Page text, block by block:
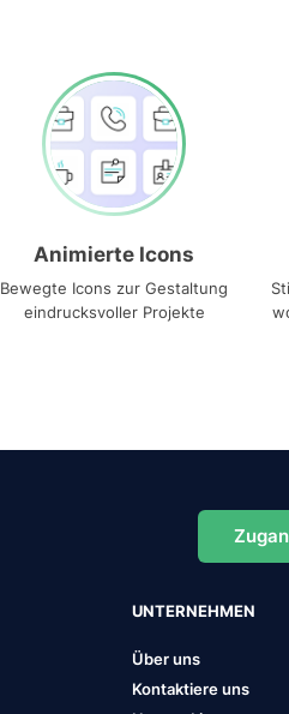
Animierte Icons
Bewegte Icons zur Gestaltung
eindrucksvoller Projekte
UNTERNEHMEN
Über uns
Kontaktiere uns